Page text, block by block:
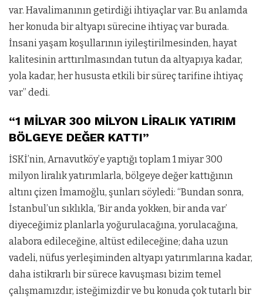
var. Havalimanının getirdiği ihtiyaçlar var. Bu anlamda
her konuda bir altyapı sürecine ihtiyaç var burada.
İnsani yaşam koşullarının iyileştirilmesinden, hayat
kalitesinin arttırılmasından tutun da altyapıya kadar,
yola kadar, her hususta etkili bir süreç tarifine ihtiyaç
var” dedi.
“1 MİLYAR 300 MİLYON LİRALIK YATIRIM
BÖLGEYE DEĞER KATTI”
İSKİ’nin, Arnavutköy’e yaptığı toplam 1 miyar 300
milyon liralık yatırımlarla, bölgeye değer kattığının
altını çizen İmamoğlu, şunları söyledi: “Bundan sonra,
İstanbul’un sıklıkla, ‘Bir anda yokken, bir anda var’
diyeceğimiz planlarla yoğurulacağına, yorulacağına,
alabora edileceğine, altüst edileceğine; daha uzun
vadeli, nüfus yerleşiminden altyapı yatırımlarına kadar,
daha istikrarlı bir sürece kavuşması bizim temel
çalışmamızdır, isteğimizdir ve bu konuda çok tutarlı bir